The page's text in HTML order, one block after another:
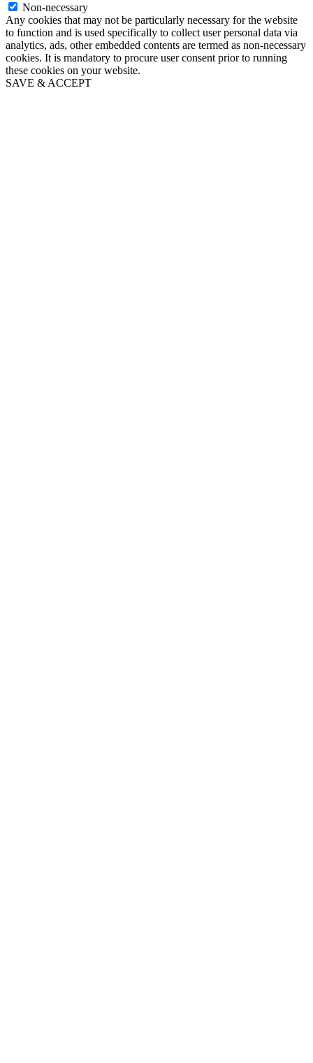
Non-necessary
Any cookies that may not be particularly necessary for the website
to function and is used specifically to collect user personal data via
analytics, ads, other embedded contents are termed as non-necessary
cookies. It is mandatory to procure user consent prior to running
these cookies on your website.
SAVE & ACCEPT